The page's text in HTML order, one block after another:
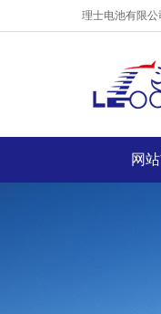
理士电池有限
网